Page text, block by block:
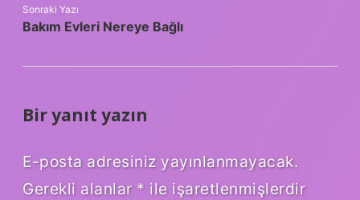
Sonraki Yazı
Bakım Evleri Nereye Bağlı
Bir yanıt yazın
E-posta adresiniz yayınlanmayacak.
Gerekli alanlar * ile işaretlenmişlerdir